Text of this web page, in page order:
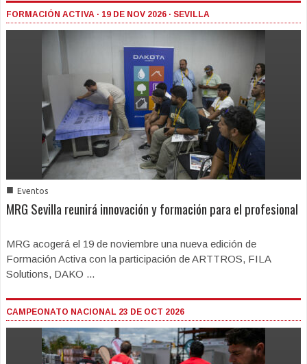
FORMACIÓN ACTIVA · 19 DE NOV 2026 · SEVILLA
■ Eventos
MRG Sevilla reunirá innovación y formación para el profesional
MRG acogerá el 19 de noviembre una nueva edición de
Formación Activa con la participación de ARTTROS, FILA
Solutions, DAKO ...
CAMPEONATO NACIONAL 23 DE OCT 2026